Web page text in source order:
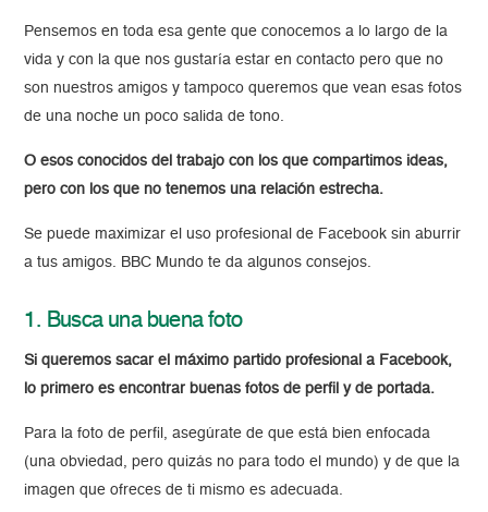
Pensemos en toda esa gente que conocemos a lo largo de la
vida y con la que nos gustaría estar en contacto pero que no
son nuestros amigos y tampoco queremos que vean esas fotos
de una noche un poco salida de tono.
O esos conocidos del trabajo con los que compartimos ideas,
pero con los que no tenemos una relación estrecha.
Se puede maximizar el uso profesional de Facebook sin aburrir
a tus amigos. BBC Mundo te da algunos consejos.
1. Busca una buena foto
Si queremos sacar el máximo partido profesional a Facebook,
lo primero es encontrar buenas fotos de perfil y de portada.
Para la foto de perfil, asegúrate de que está bien enfocada
(una obviedad, pero quizás no para todo el mundo) y de que la
imagen que ofreces de ti mismo es adecuada.